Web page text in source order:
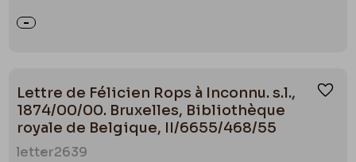
Lettre de Félicien Rops à Inconnu. s.l.,
1874/00/00. Bruxelles, Bibliothèque
royale de Belgique, II/6655/468/55
letter2639